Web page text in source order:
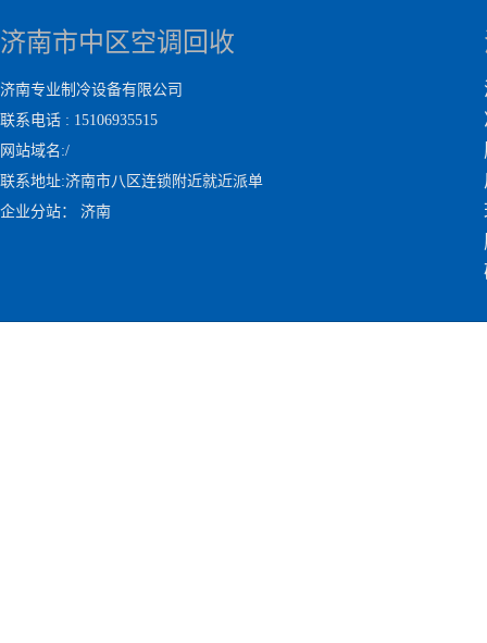
济南市中区空调回收
济南专业制冷设备有限公司
联系电话 : 15106935515
网站域名:/
联系地址:济南市八区连锁附近就近派单
企业分站： 济南